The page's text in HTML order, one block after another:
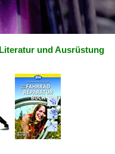
und Ausrüstung